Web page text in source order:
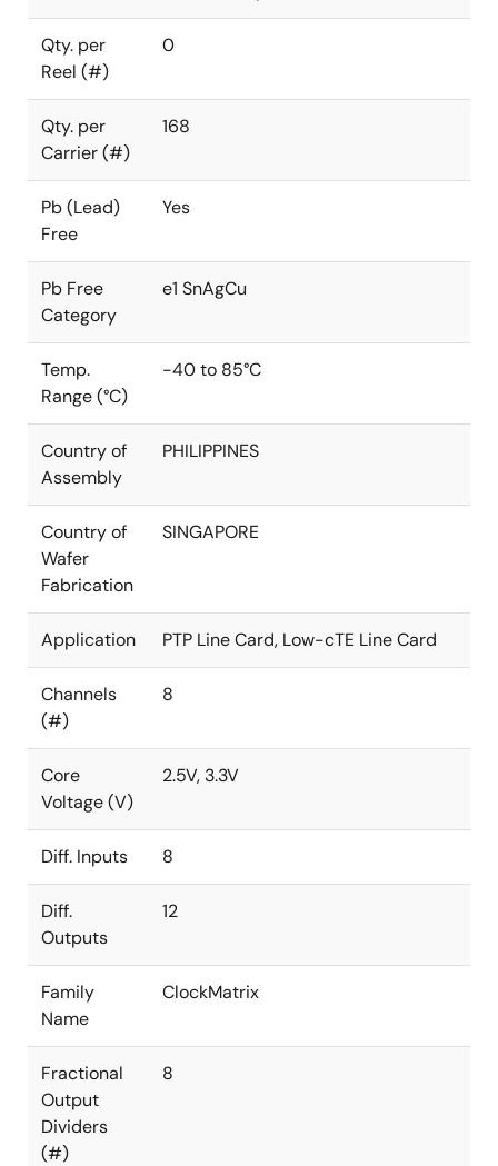
Qty. per
Reel (#)
0
Qty. per
Carrier (#)
168
Pb (Lead)
Free
Yes
Pb Free
Category
e1 SnAgCu
Temp.
Range (°C)
-40 to 85°C
Country of
Assembly
PHILIPPINES
Country of
Wafer
Fabrication
SINGAPORE
Application PTP Line Card, Low-cTE Line Card
Channels
(#)
8
Core
Voltage (V)
2.5V, 3.3V
Diff. Inputs 8
Diff.
Outputs
12
Family
Name
ClockMatrix
Fractional
Output
Dividers
(#)
8